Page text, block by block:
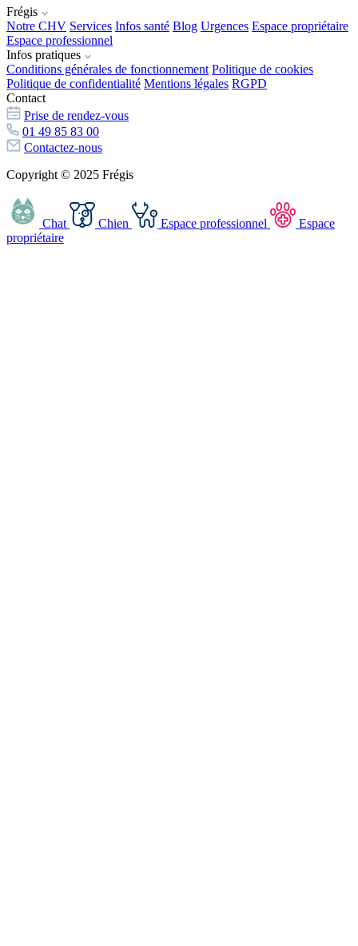
Frégis
Notre CHV Services Infos santé Blog Urgences Espace propriétaire
Espace professionnel
Infos pratiques
Conditions générales de fonctionnement Politique de cookies
Politique de confidentialité Mentions légales RGPD
Contact
Prise de rendez-vous
01 49 85 83 00
Contactez-nous
Copyright © 2025 Frégis
Chat Chien Espace professionnel
Espace
propriétaire